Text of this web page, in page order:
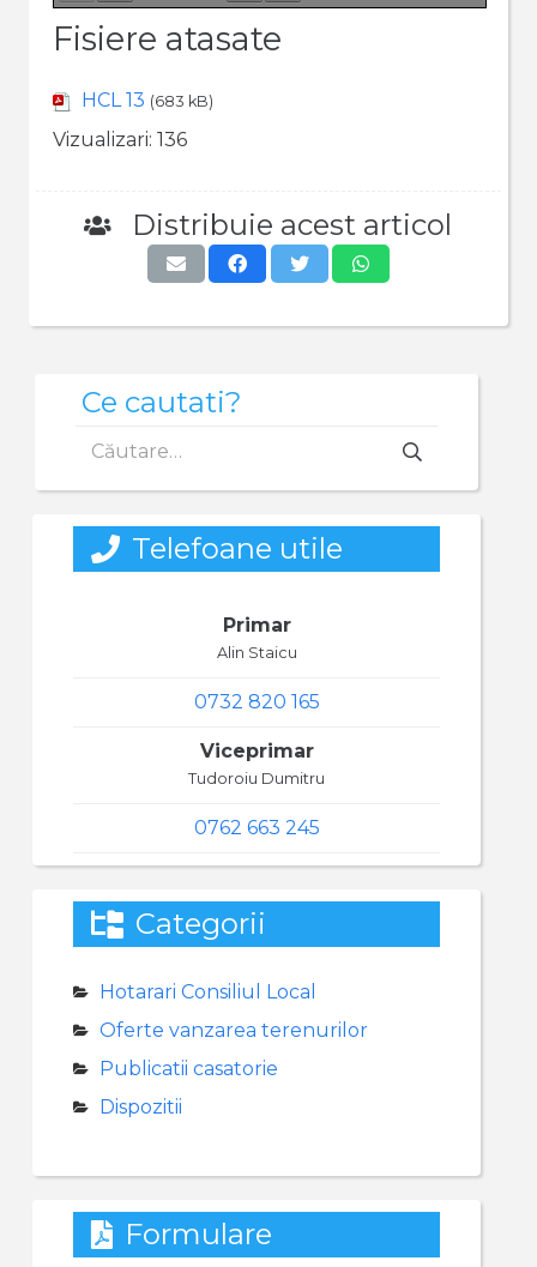
Fisiere atasate
HCL 13 (683 kB)
Vizualizari: 136
Distribuie acest articol
Ce cautati?
după:
Telefoane utile
Primar
Alin Staicu
0732 820 165
Viceprimar
Tudoroiu Dumitru
0762 663 245
Categorii
Hotarari Consiliul Local
Oferte vanzarea terenurilor
Publicatii casatorie
Dispozitii
Formulare